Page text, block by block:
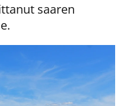
saaren